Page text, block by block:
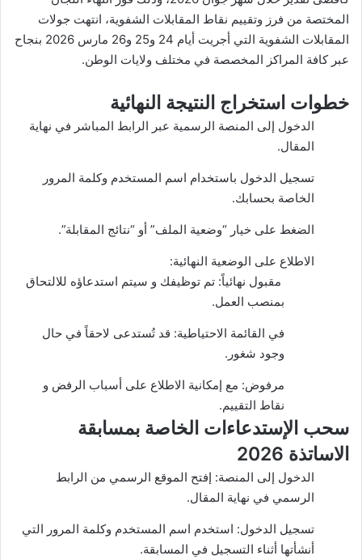
المختصة من فرز وتقييم نقاط المقابلات الشفوية، انتهت جولات
المقابلات الشفوية التي أجريت أيام 24 و25 و26 مارس 2026 بنجاح
عبر كافة المراكز المخصصة في مختلف ولايات الوطن.
خطوات استخراج النتيجة النهائية
الدخول إلى المنصة الرسمية عبر الرابط المباشر في نهاية
المقال.
تسجيل الدخول باستخدام اسم المستخدم وكلمة المرور
الخاصة بحسابك.
الضغط على خيار “وضعية الملف” أو “نتائج المقابلة”.
الاطلاع على الوضعية النهائية:
مقبول نهائياً: تم توظيفك و سيتم استدعاؤه للالتحاق
بمنصب العمل.
في القائمة الاحتياطية: قد تُستدعى لاحقاً في حال
وجود شغور.
مرفوض: مع إمكانية الاطلاع على أسباب الرفض و
نقاط التقييم.
سحب الإستدعاءات الخاصة بمسابقة
الاساتذة 2026
الدخول إلى المنصة: إفتح الموقع الرسمي من الرابط
الرسمي في نهاية المقال.
تسجيل الدخول: استخدم اسم المستخدم وكلمة المرور التي
أنشأتها أثناء التسجيل في المسابقة.